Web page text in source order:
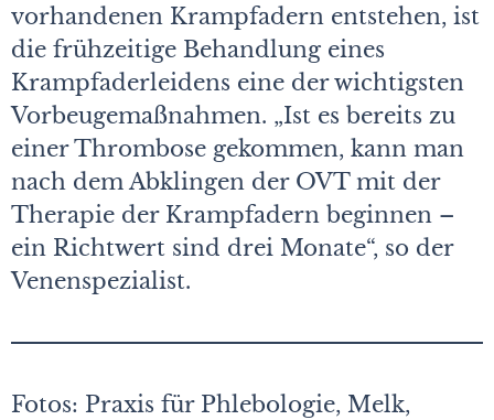
vorhandenen Krampfadern entstehen, ist
die frühzeitige Behandlung eines
Krampfaderleidens eine der wichtigsten
Vorbeugemaßnahmen. „Ist es bereits zu
einer Thrombose gekommen, kann man
nach dem Abklingen der OVT mit der
Therapie der Krampfadern beginnen –
ein Richtwert sind drei Monate“, so der
Venenspezialist.
Fotos: Praxis für Phlebologie, Melk,